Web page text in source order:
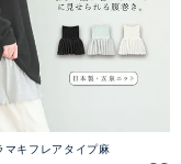
マキフレアタイプ麻